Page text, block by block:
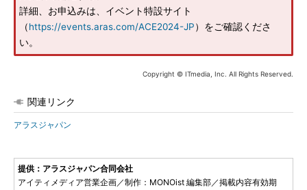
詳細、お申込みは、イベント特設サイト
（https://events.aras.com/ACE2024-JP）をご確認くださ
い。
Copyright © ITmedia, Inc. All Rights Reserved.
関連リンク
アラスジャパン
提供：アラスジャパン合同会社
アイティメディア営業企画／制作：MONOist 編集部／掲載内容有効期